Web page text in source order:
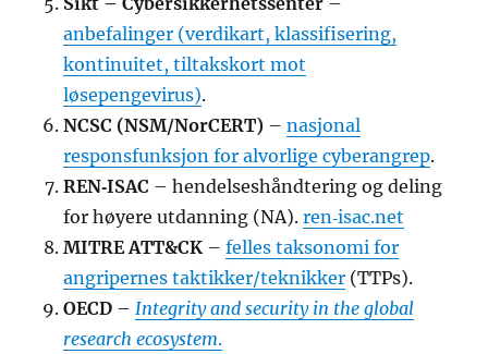
anbefalinger (verdikart, klassifisering,
kontinuitet, tiltakskort mot
løsepengevirus).
NCSC (NSM/NorCERT) –nasjonal
responsfunksjon for alvorlige cyberangrep.
REN‑ISAC – hendelseshåndtering og deling
for høyere utdanning (NA).ren‑isac.net
MITRE ATT&CK –felles taksonomi for
angripernes taktikker/teknikker (TTPs).
OECD – Integrity and security in the global
research ecosystem.